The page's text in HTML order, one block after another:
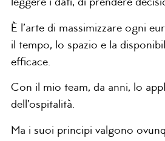
leggere i dati, di prendere
È l’arte di massimizzare ogni
il tempo, lo spazio e la
efficace.
Con il mio team, da anni, lo
dell’ospitalità.
Ma i suoi principi valgono